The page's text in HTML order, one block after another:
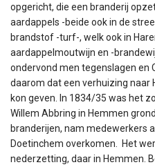
opgericht, die een branderij
aardappels -beide ook in de
brandstof -turf-, welk ook in
aardappelmoutwijn en -
ondervond men tegenslagen en
daarom dat een verhuizing naar
kon geven. In 1834/35 was het
Willem Abbring in Hemmen
branderijen, nam medewerkers
Doetinchem overkomen. Het
nederzetting, daar in Hemmen.